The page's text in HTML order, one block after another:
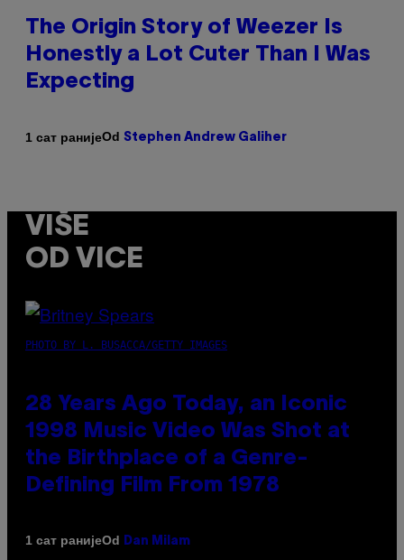
The Origin Story of Weezer Is
Honestly a Lot Cuter Than I Was
Expecting
1 сат ранијеOd Stephen Andrew Galiher
VIŠE
OD VICE
PHOTO BY L. BUSACCA/GETTY IMAGES
28 Years Ago Today, an Iconic
1998 Music Video Was Shot at
the Birthplace of a Genre-
Defining Film From 1978
1 сат ранијеOd Dan Milam